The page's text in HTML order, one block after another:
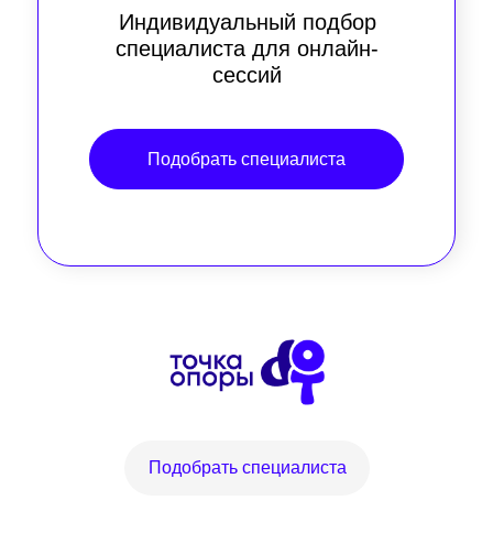
Индивидуальный подбор
специалиста для онлайн-
сессий
Подобрать специалиста
Подобрать специалиста